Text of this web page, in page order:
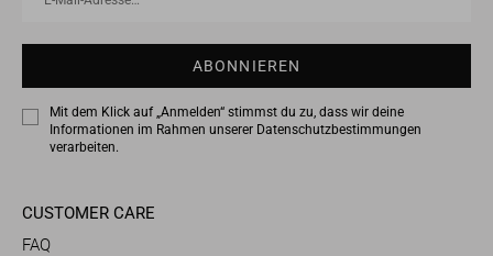
ABONNIEREN
Mit dem Klick auf „Anmelden“ stimmst du zu, dass wir deine
Informationen im Rahmen unserer Datenschutzbestimmungen
verarbeiten.
CUSTOMER CARE
FAQ